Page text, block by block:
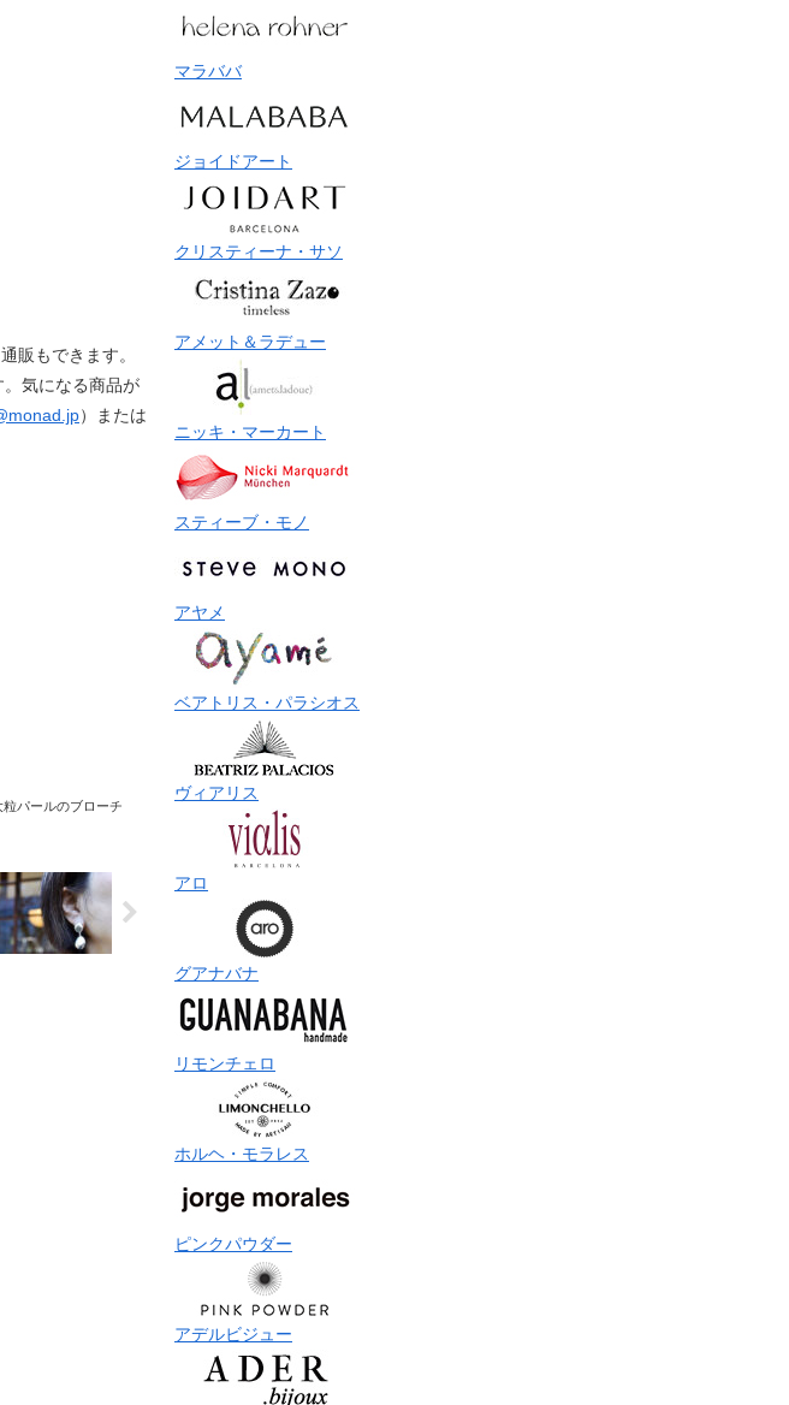
通販もできます。
気になる商品が
）または
パールのブローチ
マラババ
ジョイドアート
クリスティーナ・サソ
アメット＆ラデュー
ニッキ・マーカート
スティーブ・モノ
アヤメ
ベアトリス・パラシオス
ヴィアリス
アロ
グアナバナ
リモンチェロ
ホルヘ・モラレス
ピンクパウダー
アデルビジュー